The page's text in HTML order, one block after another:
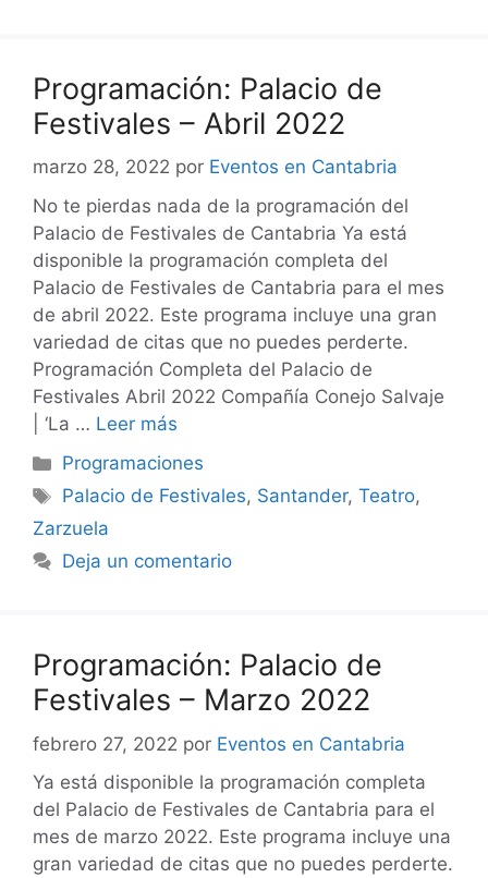
Programación: Palacio de
Festivales – Abril 2022
marzo 28, 2022 por Eventos en Cantabria
No te pierdas nada de la programación del
Palacio de Festivales de Cantabria Ya está
disponible la programación completa del
Palacio de Festivales de Cantabria para el mes
de abril 2022. Este programa incluye una gran
variedad de citas que no puedes perderte.
Programación Completa del Palacio de
Festivales Abril 2022 Compañía Conejo Salvaje
| ‘La … Leer más
Categorías
Programaciones
Etiquetas
Palacio de Festivales, Santander,Teatro,
Zarzuela
Deja un comentario
Programación: Palacio de
Festivales – Marzo 2022
febrero 27, 2022 por Eventos en Cantabria
Ya está disponible la programación completa
del Palacio de Festivales de Cantabria para el
mes de marzo 2022. Este programa incluye una
gran variedad de citas que no puedes perderte.